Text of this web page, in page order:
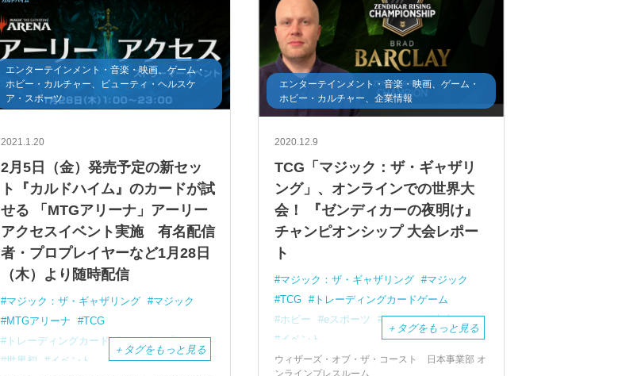
エンターテインメント・音楽・映画、ゲーム・
ホビー・カルチャー、ビューティ・ヘルスケ
ア・スポーツ
2021.1.20
2月5日（金）発売予定の新セッ
ト『カルドハイム』のカードが試
せる 「MTGアリーナ」アーリー
アクセスイベント実施 有名配信
者・プロプレイヤーなど1月28日
（木）より随時配信
マジック：ザ・ギャザリング
マジック
MTGアリーナ
TCG
トレーディングカードゲーム
アプリ
世界初
イベント
＋ タグをもっと見る
エンターテインメント・音楽・映画、ゲーム・
ホビー・カルチャー、企業情報
2020.12.9
TCG「マジック：ザ・ギャザリ
ング」、オンラインでの世界大
会！ 『ゼンディカーの夜明け』
チャンピオンシップ 大会レポー
ト
マジック：ザ・ギャザリング
マジック
TCG
トレーディングカードゲーム
ホビー
eスポーツ e-sports
大会
イベント
＋ タグをもっと見る
ウィザーズ・オブ・ザ・コースト 日本事業部 オ